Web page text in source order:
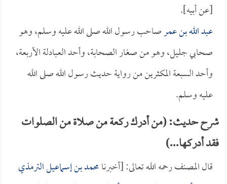
[عن أبيه].
عبد الله بن عمرصاحب رسول الله صلى الله عليه وسلم، وهو
صحابي جليل، وهو من صغار الصحابة، وأحد العبادلة الأربعة،
وأحد السبعة المكثرين من رواية حديث رسول الله صلى الله
عليه وسلم.
شرح حديث: (من أدرك ركعة من صلاة من الصلوات
فقد أدركها...)
قال المصنف رحمه الله تعالى: [أخبرنامحمد بن إسماعيل الترمذي